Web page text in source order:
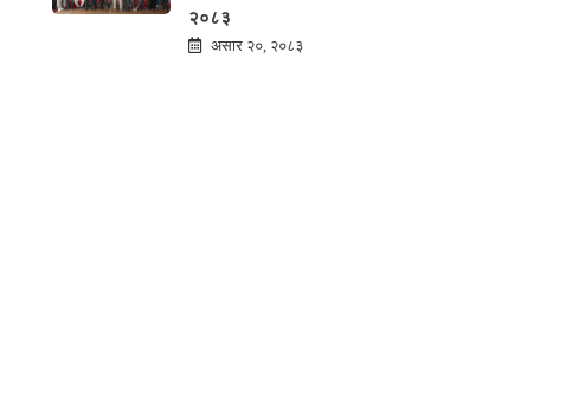
२०८३
असार २०, २०८३